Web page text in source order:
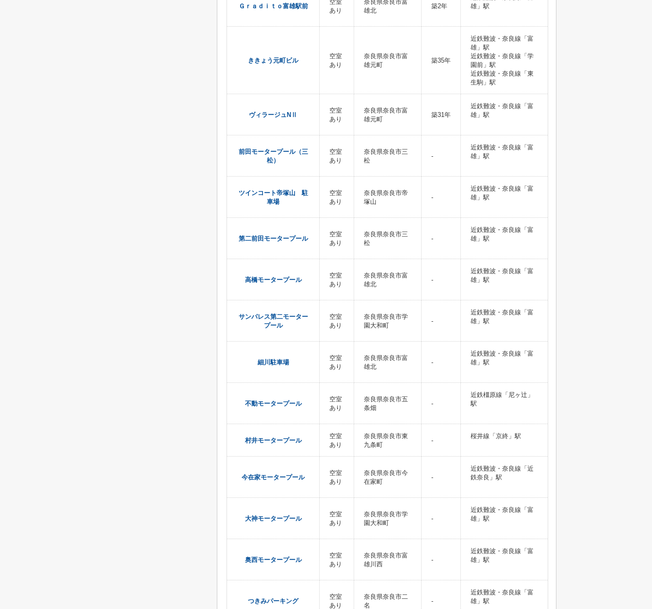
Ｇｒａｄｉｔｏ富雄駅前
空室
あり
奈良県奈良市富
雄北
築2年
雄」駅
ききょう元町ビル
空室
あり
奈良県奈良市富
雄元町
築35年
近鉄難波・奈良線「富
雄」駅
近鉄難波・奈良線「学
園前」駅
近鉄難波・奈良線「東
生駒」駅
ヴィラージュNⅡ
空室
あり
奈良県奈良市富
雄元町
築31年
近鉄難波・奈良線「富
雄」駅
前田モータープール（三
松）
空室
あり
奈良県奈良市三
松
-
近鉄難波・奈良線「富
雄」駅
ツインコート帝塚山 駐
車場
空室
あり
奈良県奈良市帝
塚山
-
近鉄難波・奈良線「富
雄」駅
第二前田モータープール
空室
あり
奈良県奈良市三
松
-
近鉄難波・奈良線「富
雄」駅
高橋モータープール
空室
あり
奈良県奈良市富
雄北
-
近鉄難波・奈良線「富
雄」駅
サンパレス第二モーター
プール
空室
あり
奈良県奈良市学
園大和町
-
近鉄難波・奈良線「富
雄」駅
細川駐車場
空室
あり
奈良県奈良市富
雄北
-
近鉄難波・奈良線「富
雄」駅
不動モータープール
空室
あり
奈良県奈良市五
条畑
-
近鉄橿原線「尼ヶ辻」
駅
村井モータープール
空室
あり
奈良県奈良市東
九条町
-
桜井線「京終」駅
今在家モータープール
空室
あり
奈良県奈良市今
在家町
-
近鉄難波・奈良線「近
鉄奈良」駅
大神モータープール
空室
あり
奈良県奈良市学
園大和町
-
近鉄難波・奈良線「富
雄」駅
奥西モータープール
空室
あり
奈良県奈良市富
雄川西
-
近鉄難波・奈良線「富
雄」駅
つきみパーキング
空室
あり
奈良県奈良市二
名
-
近鉄難波・奈良線「富
雄」駅